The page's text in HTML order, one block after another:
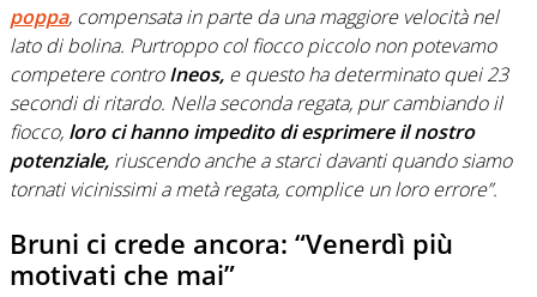
poppa, compensata in parte da una maggiore velocità nel
lato di bolina. Purtroppo col fiocco piccolo non potevamo
competere controIneos, e questo ha determinato quei 23
secondi di ritardo. Nella seconda regata, pur cambiando il
fiocco, loro ci hanno impedito di esprimere il nostro
potenziale, riuscendo anche a starci davanti quando siamo
tornati vicinissimi a metà regata, complice un loro errore”.
Bruni ci crede ancora: “Venerdì più
motivati che mai”